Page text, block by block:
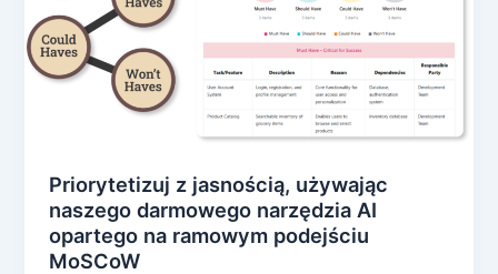
Priorytetizuj z jasnością, używając
naszego darmowego narzędzia AI
opartego na ramowym podejściu
MoSCoW